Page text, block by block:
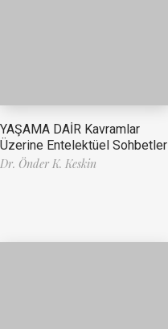
YAŞAMA DAİR Kavramlar
Üzerine Entelektüel Sohbetler
Dr. Önder K. Keskin